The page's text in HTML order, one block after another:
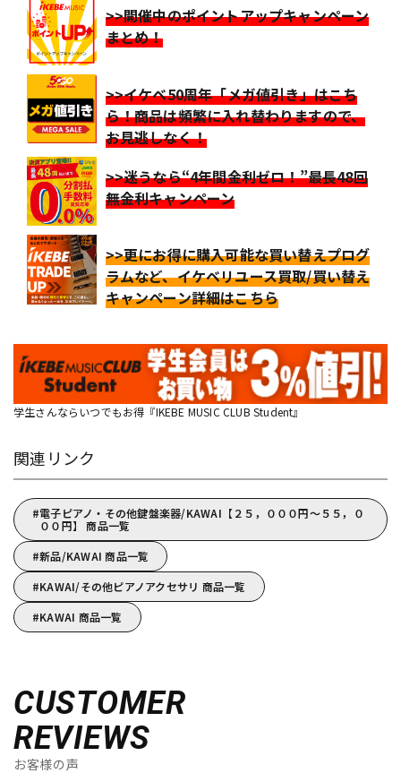
>>開催中のポイントアップキャンペーン
まとめ！
>>イケベ50周年「メガ値引き」はこち
ら！商品は頻繁に入れ替わりますので、
お見逃しなく！
>>迷うなら“4年間金利ゼロ！”最長48回
無金利キャンペーン
>>更にお得に購入可能な買い替えプログ
ラムなど、イケベリユース買取/買い替え
キャンペーン詳細はこちら
学生さんならいつでもお得『IKEBE MUSIC CLUB Student』
関連リンク
電子ピアノ・その他鍵盤楽器/KAWAI【２５，０００円～５５，０
００円】 商品一覧
新品/KAWAI 商品一覧
KAWAI/その他ピアノアクセサリ 商品一覧
KAWAI 商品一覧
CUSTOMER
REVIEWS
お客様の声